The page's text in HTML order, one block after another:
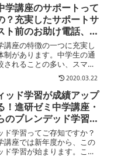
学講座のサポートって
？充実したサポートサ
ト前のお助け電話、進
る相談窓口まで徹底解
講座の特徴の一つに充実し
制があります。中学生の通
されることの多い、スマイ
サポートが一切ないのに対
ではWEBや電話での質問や
す。一人での学習がメイン
座でこうし...
2020.03.22
ッド学習が成績アップ
！進研ゼミ中学講座・
のブレンデッド学習を
ド学習ってご存知ですか？
講座では新年度から、この
ド学習が始まります。これ